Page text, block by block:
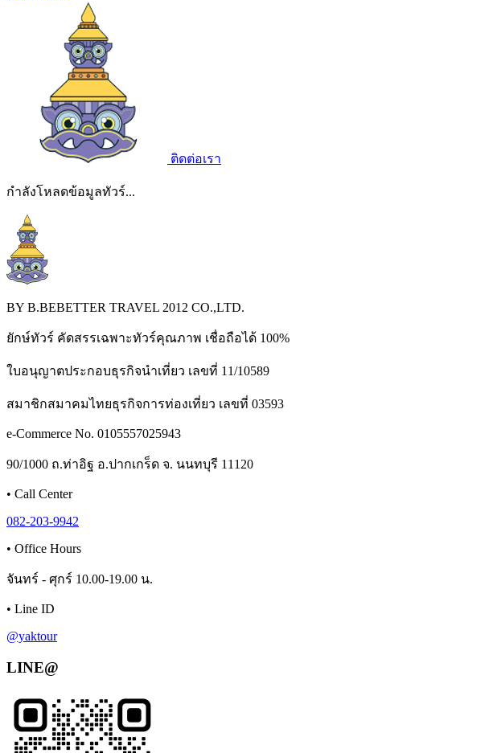
ติดต่อเรา
กำลังโหลดข้อมูลทัวร์...
BY B.BEBETTER TRAVEL 2012 CO.,LTD.
ยักษ์ทัวร์ คัดสรรเฉพาะทัวร์คุณภาพ เชื่อถือได้ 100%
ใบอนุญาตประกอบธุรกิจนำเที่ยว เลขที่ 11/10589
สมาชิกสมาคมไทยธุรกิจการท่องเที่ยว เลขที่ 03593
e-Commerce No. 0105557025943
90/1000 ถ.ท่าอิฐ อ.ปากเกร็ด จ. นนทบุรี 11120
• Call Center
082-203-9942
• Office Hours
จันทร์ - ศุกร์ 10.00-19.00 น.
• Line ID
@yaktour
LINE@